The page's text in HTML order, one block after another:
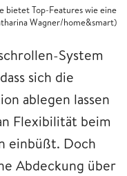
bietet Top-Features wie eine
Wagner/home&smart)
System
sich die
ablegen lassen
Flexibilität beim
einbüßt. Doch
Abdeckung über